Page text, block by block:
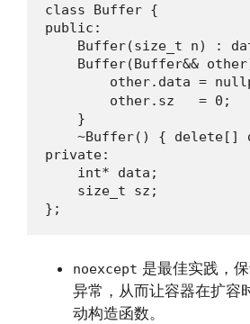
class Buffer {
public:
Buffer(size_t n) :
Buffer(Buffer&&
other.data =
        other.sz   = 0;
    }
~Buffer() { delete[]
private:
    int* data;
    size_t sz;
};
noexcept 是最佳实践，
异常，从而让容器在扩容
动构造函数。